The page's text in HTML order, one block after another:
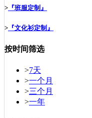
> 『班服定制』
> 『文化衫定制』
按时间筛选
>7天
>一个月
>三个月
>一年